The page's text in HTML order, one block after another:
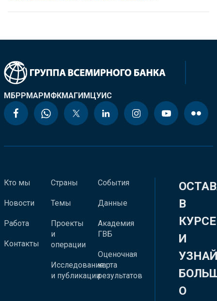
МБРРМАРМФКМАГИМЦУИС
Кто мы
Новости
Работа
Контакты
Страны
Темы
Проекты
и
операции
Исследования
и публикации
События
Данные
Академия
ГВБ
Оценочная
карта
результатов
В
КУРСЕ
И
О